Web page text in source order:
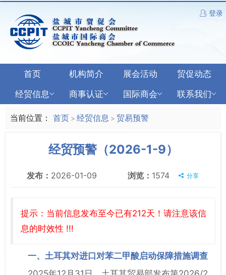
登录
首页 机构简介 展会活动
贸促动态
经贸信息
商事认证 国际商会 联系我们
当前位置： 首页 > 经贸信息 > 贸易预警
经贸预警（2026-1-9）
发布： 2026-01-09 浏览： 1574 分享
提示：当前信息发布至今已有212天！请注意该信
息的时效性 !!!
一、土耳其对进口对苯二甲酸启动保障措施调查